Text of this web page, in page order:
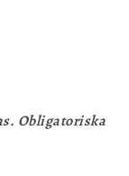
Obligatoriska